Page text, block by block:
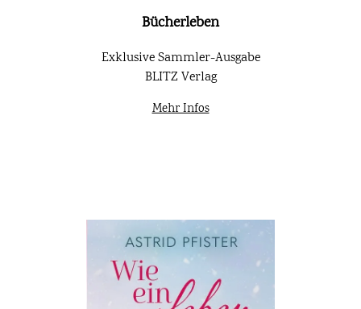
Bücherleben
Exklusive Sammler-Ausgabe
BLITZ Verlag
Mehr Infos